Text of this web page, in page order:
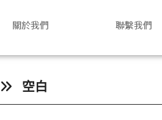
聯繫我們
關於我們
空白